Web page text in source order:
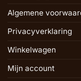
Algemene
Privacyverklaring
Winkelwagen
Mijn account